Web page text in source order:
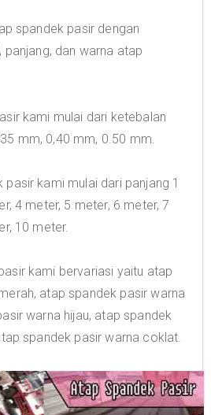
spandek pasir dengan
panjang, dan warna atap
kami mulai dari ketebalan
mm, 0,40 mm, 0.50 mm.
kami mulai dari panjang 1
4 meter, 5 meter, 6 meter, 7
10 meter.
kami bervariasi yaitu atap
atap spandek pasir warna
warna hijau, atap spandek
spandek pasir warna coklat.